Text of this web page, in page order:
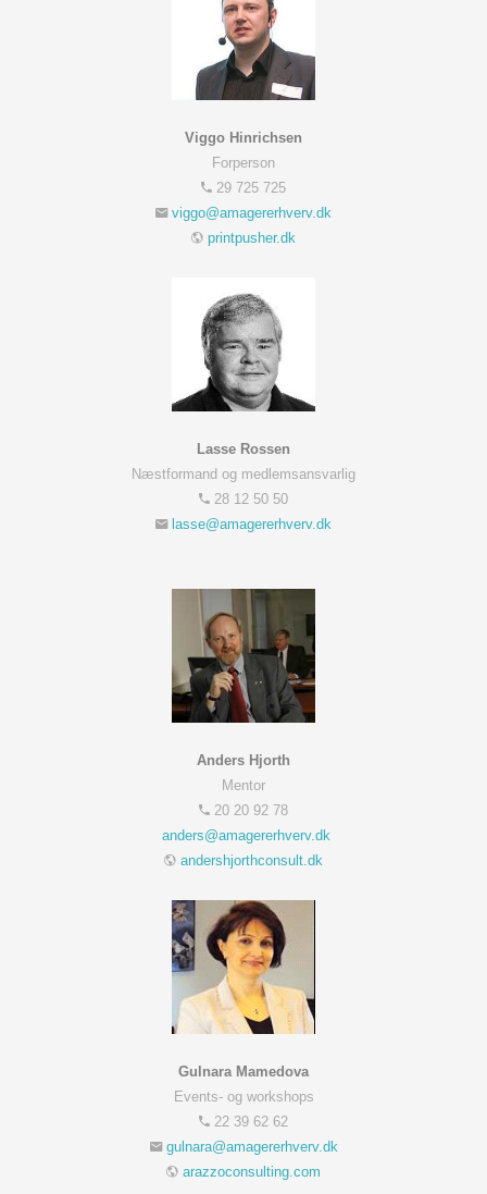
Viggo Hinrichsen
Forperson
29 725 725
printpusher.dk
Lasse Rossen
Næstformand og medlemsansvarlig
28 12 50 50
Anders Hjorth
Mentor
20 20 92 78
andershjorthconsult.dk
Gulnara Mamedova
Events- og workshops
22 39 62 62
arazzoconsulting.com